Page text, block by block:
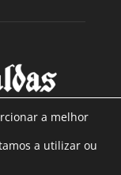
a melhor
a utilizar ou